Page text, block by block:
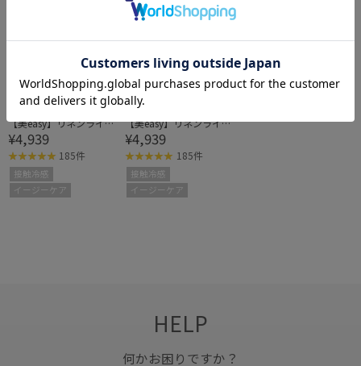
【美easy】リネンライク
ワンタックワイドスラッ
クスパンツ
¥4,939
185件
接触冷感
イージーケア
VIS
【美easy】リネンライク
ワンタックワイドスラッ
クスパンツ
¥4,939
185件
接触冷感
イージーケア
HELP
何かお困りですか？